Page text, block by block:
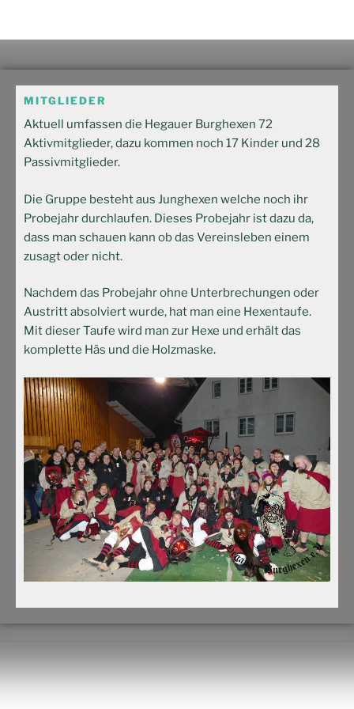
MITGLIEDER
Aktuell umfassen die Hegauer Burghexen 72
Aktivmitglieder, dazu kommen noch 17 Kinder und 28
Passivmitglieder.
Die Gruppe besteht aus Junghexen welche noch ihr
Probejahr durchlaufen. Dieses Probejahr ist dazu da,
dass man schauen kann ob das Vereinsleben einem
zusagt oder nicht.
Nachdem das Probejahr ohne Unterbrechungen oder
Austritt absolviert wurde, hat man eine Hexentaufe.
Mit dieser Taufe wird man zur Hexe und erhält das
komplette Häs und die Holzmaske.